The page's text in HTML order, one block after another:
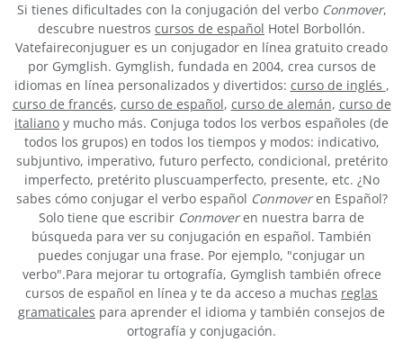
Si tienes dificultades con la conjugación del verbo Conmover,
descubre nuestros cursos de español Hotel Borbollón.
Vatefaireconjuguer es un conjugador en línea gratuito creado
por Gymglish. Gymglish, fundada en 2004, crea cursos de
idiomas en línea personalizados y divertidos: curso de inglés ,
curso de francés, curso de español, curso de alemán, curso de
italiano y mucho más. Conjuga todos los verbos españoles (de
todos los grupos) en todos los tiempos y modos: indicativo,
subjuntivo, imperativo, futuro perfecto, condicional, pretérito
imperfecto, pretérito pluscuamperfecto, presente, etc. ¿No
sabes cómo conjugar el verbo español Conmoveren Español?
Solo tiene que escribir Conmoveren nuestra barra de
búsqueda para ver su conjugación en español. También
puedes conjugar una frase. Por ejemplo, "conjugar un
verbo".Para mejorar tu ortografía, Gymglish también ofrece
cursos de español en línea y te da acceso a muchas reglas
gramaticales para aprender el idioma y también consejos de
ortografía y conjugación.